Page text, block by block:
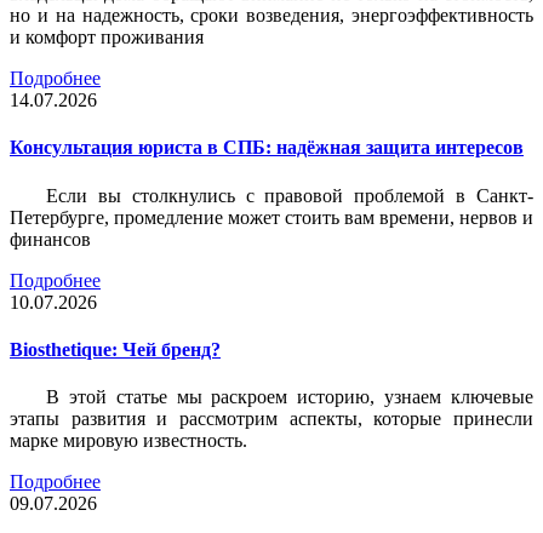
но и на надежность, сроки возведения, энергоэффективность
и комфорт проживания
Подробнее
14.07.2026
Консультация юриста в СПБ: надёжная защита интересов
Если вы столкнулись с правовой проблемой в Санкт-
Петербурге, промедление может стоить вам времени, нервов и
финансов
Подробнее
10.07.2026
Biosthetique: Чей бренд?
В этой статье мы раскроем историю, узнаем ключевые
этапы развития и рассмотрим аспекты, которые принесли
марке мировую известность.
Подробнее
09.07.2026